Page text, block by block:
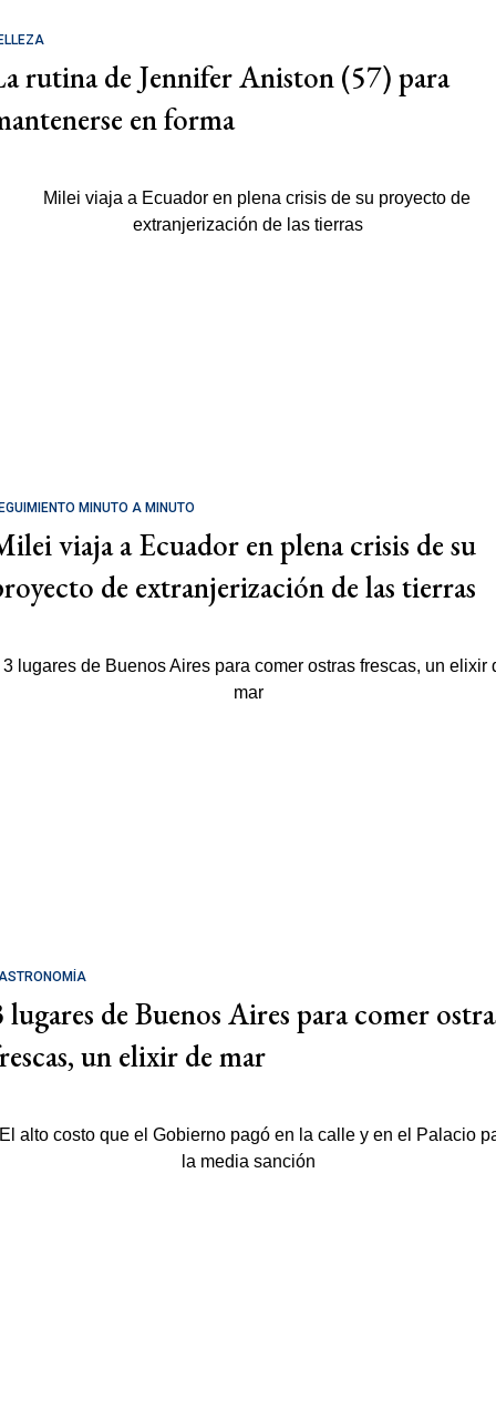
rutina de Jennifer Aniston (57) para
en forma
MINUTO A MINUTO
viaja a Ecuador en plena crisis de su
de extranjerización de las tierras
lugares de Buenos Aires para comer
un elixir de mar